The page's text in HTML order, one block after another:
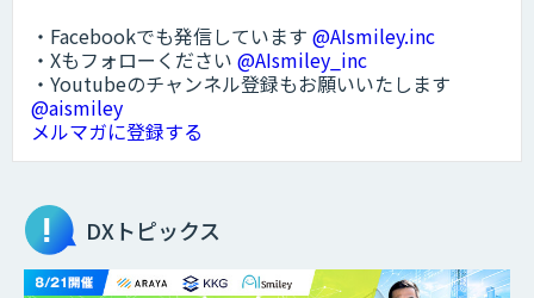
・Facebookでも発信しています @AIsmiley.inc
・Xもフォローください @AIsmiley_inc
・Youtubeのチャンネル登録もお願いいたします
@aismiley
メルマガに登録する
DXトピックス